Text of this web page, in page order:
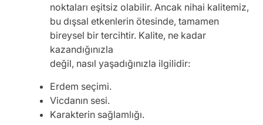
noktaları eşitsiz olabilir. Ancak nihai kalitemiz,
bu dışsal etkenlerin ötesinde, tamamen
bireysel bir tercihtir. Kalite, ne kadar
kazandığınızla
değil, nasıl yaşadığınızla ilgilidir:
Erdem seçimi.
Vicdanın sesi.
Karakterin sağlamlığı.